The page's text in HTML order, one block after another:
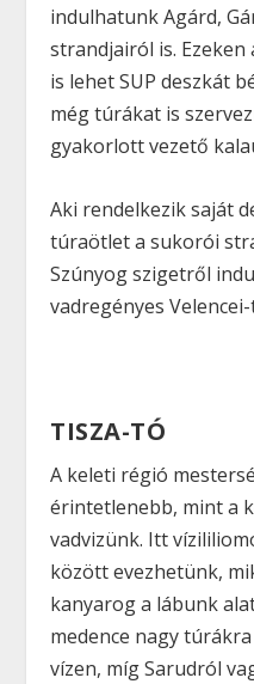
indulhatunk Agárd,
strandjairól is.
is lehet SUP deszkát
még túrákat is
gyakorlott vezető
Aki rendelkezik saját
túraötlet a sukorói
Szúnyog szigetről
vadregényes
TISZA-TÓ
A keleti régió
érintetlenebb, mint a
vadvizünk. Itt
között evezhetünk,
kanyarog a lábunk
medence nagy
vízen, míg Sarudról